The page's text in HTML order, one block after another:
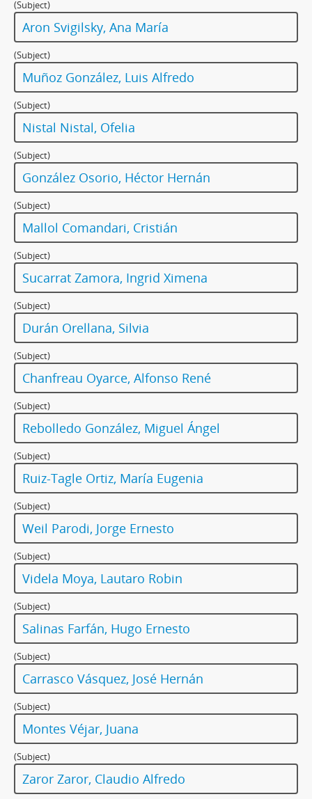
(Subject)
Aron Svigilsky, Ana María
(Subject)
Muñoz González, Luis Alfredo
(Subject)
Nistal Nistal, Ofelia
(Subject)
González Osorio, Héctor Hernán
(Subject)
Mallol Comandari, Cristián
(Subject)
Sucarrat Zamora, Ingrid Ximena
(Subject)
Durán Orellana, Silvia
(Subject)
Chanfreau Oyarce, Alfonso René
(Subject)
Rebolledo González, Miguel Ángel
(Subject)
Ruiz-Tagle Ortiz, María Eugenia
(Subject)
Weil Parodi, Jorge Ernesto
(Subject)
Videla Moya, Lautaro Robin
(Subject)
Salinas Farfán, Hugo Ernesto
(Subject)
Carrasco Vásquez, José Hernán
(Subject)
Montes Véjar, Juana
(Subject)
Zaror Zaror, Claudio Alfredo